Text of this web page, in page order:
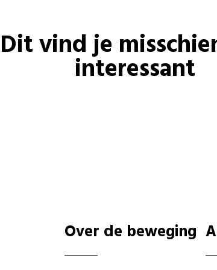
Dit vind je
interessant
Over de beweging